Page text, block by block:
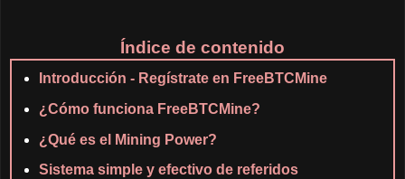
Índice de contenido
Introducción - Regístrate en FreeBTCMine
¿Cómo funciona FreeBTCMine?
¿Qué es el Mining Power?
Sistema simple y efectivo de referidos